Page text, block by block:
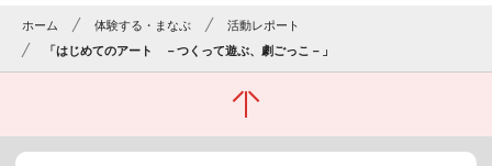
ホーム 体験する・まなぶ
活動レポート
「はじめてのアート －つくって遊ぶ、劇ごっこ－」